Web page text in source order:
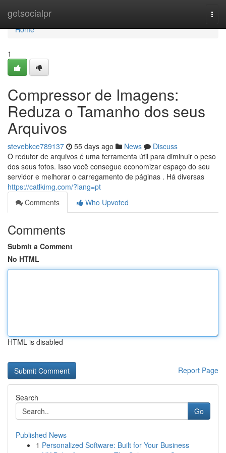
getsocialpr
Home
Home
1
Compressor de Imagens:
Reduza o Tamanho dos seus
Arquivos
stevebkce789137 55 days ago News
Discuss
O redutor de arquivos é uma ferramenta útil para diminuir o peso
dos seus fotos. Isso você consegue economizar espaço do seu
servidor e melhorar o carregamento de páginas . Há diversas
https://catlkimg.com/?lang=pt
Comments
Who Upvoted
Comments
Submit a Comment
No HTML
HTML is disabled
Report Page
Search
Go
Published News
1 Personalized Software: Built for Your Business